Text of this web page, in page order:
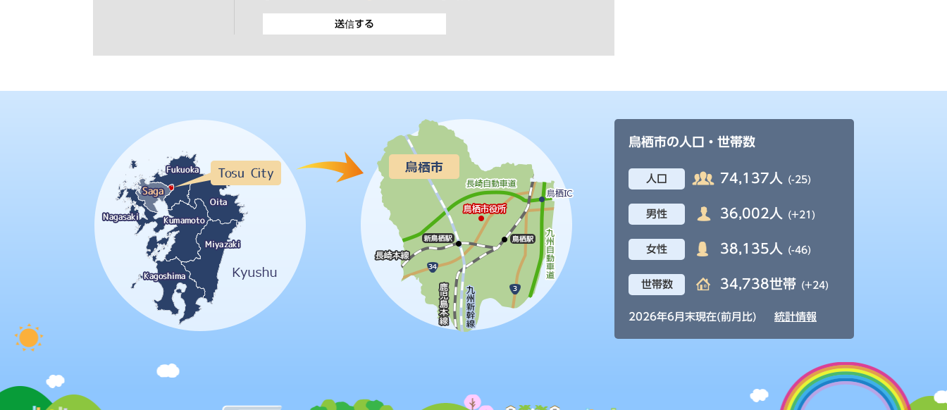
鳥栖市の人口・世帯数
人口 74,137人 (-25)
男性 36,002人 (+21)
女性 38,135人 (-46)
世帯数 34,738世帯 (+24)
2026年6月末現在(前月比) 統計情報